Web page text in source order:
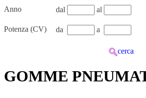
Anno dal al
Potenza (CV) da a
cerca
GOMME